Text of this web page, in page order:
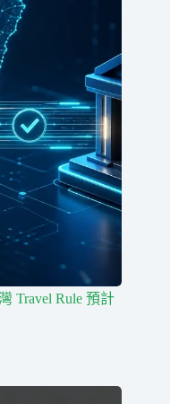
Travel Rule 預計